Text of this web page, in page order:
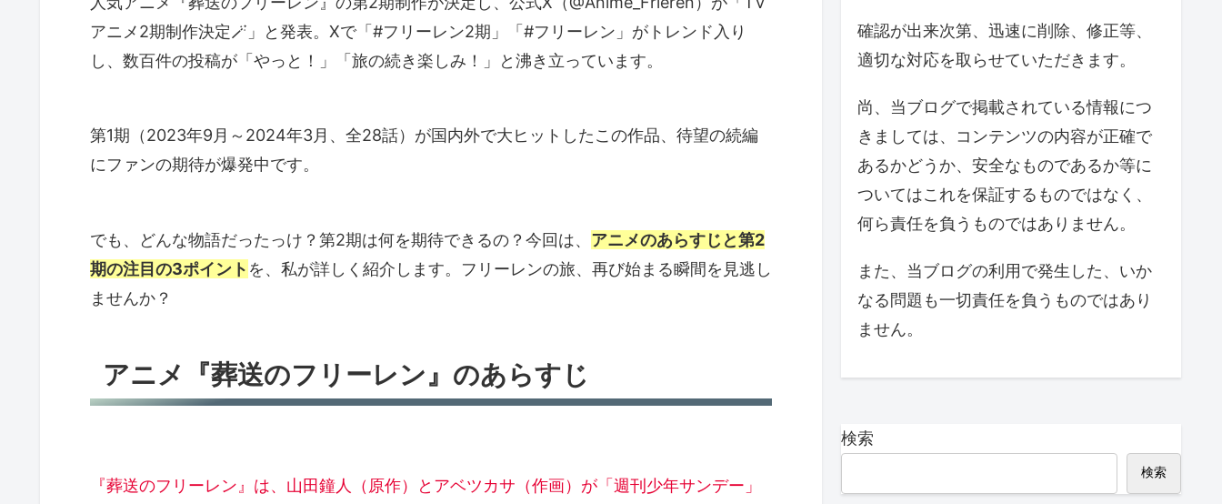
アニメ2期制作決定🪄」と発表。Xで「#フリーレン2期」「#フリーレン」がトレンド入り
し、数百件の投稿が「やっと！」「旅の続き楽しみ！」と沸き立っています。
第1期（2023年9月～2024年3月、全28話）が国内外で大ヒットしたこの作品、待望の続編
にファンの期待が爆発中です。
でも、どんな物語だったっけ？第2期は何を期待できるの？今回は、 アニメのあらすじと第2
期の注目の3ポイント を、私が詳しく紹介します。フリーレンの旅、再び始まる瞬間を見逃し
ませんか？
アニメ『葬送のフリーレン』のあらすじ
『葬送のフリーレン』は、山田鐘人（原作）とアベツカサ（作画）が「週刊少年サンデー」
確認が出来次第、迅速に削除、修正等、
適切な対応を取らせていただきます。
尚、当ブログで掲載されている情報につ
きましては、コンテンツの内容が正確で
あるかどうか、安全なものであるか等に
ついてはこれを保証するものではなく、
何ら責任を負うものではありません。
また、当ブログの利用で発生した、いか
なる問題も一切責任を負うものではあり
ません。
検索
検索